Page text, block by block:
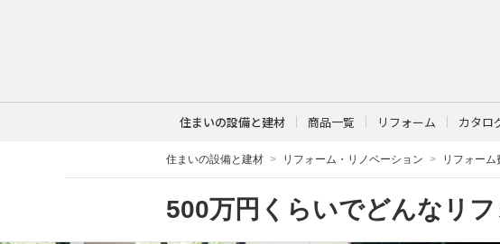
住まいの設備と建材 商品一覧 リフォーム カタロ
住まいの設備と建材 リフォーム・リノベーション リフォー
500万円くらいでどんなリ